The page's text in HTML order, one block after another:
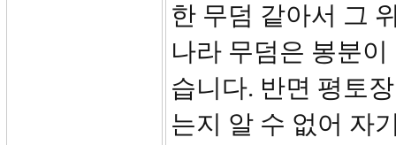
한 무덤 같아서 그
나라 무덤은 봉분
습니다. 반면 평토
는지 알 수 없어 자